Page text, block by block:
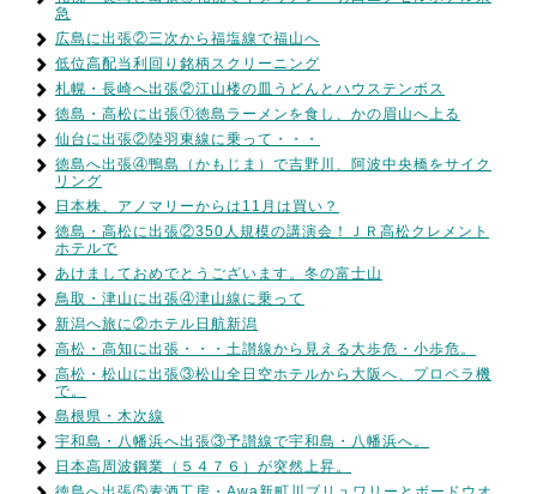
急
広島に出張②三次から福塩線で福山へ
低位高配当利回り銘柄スクリーニング
札幌・長崎へ出張②江山楼の皿うどんとハウステンボス
徳島・高松に出張①徳島ラーメンを食し、かの眉山へ上る
仙台に出張②陸羽東線に乗って・・・
徳島へ出張④鴨島（かもじま）で吉野川、阿波中央橋をサイク
リング
日本株、アノマリーからは11月は買い？
徳島・高松に出張②350人規模の講演会！ＪＲ高松クレメント
ホテルで
あけましておめでとうございます。冬の富士山
鳥取・津山に出張④津山線に乗って
新潟へ旅に②ホテル日航新潟
高松・高知に出張・・・土讃線から見える大歩危・小歩危。
高松・松山に出張③松山全日空ホテルから大阪へ、プロペラ機
で。
島根県・木次線
宇和島・八幡浜へ出張③予讃線で宇和島・八幡浜へ。
日本高周波鋼業（５４７６）が突然上昇。